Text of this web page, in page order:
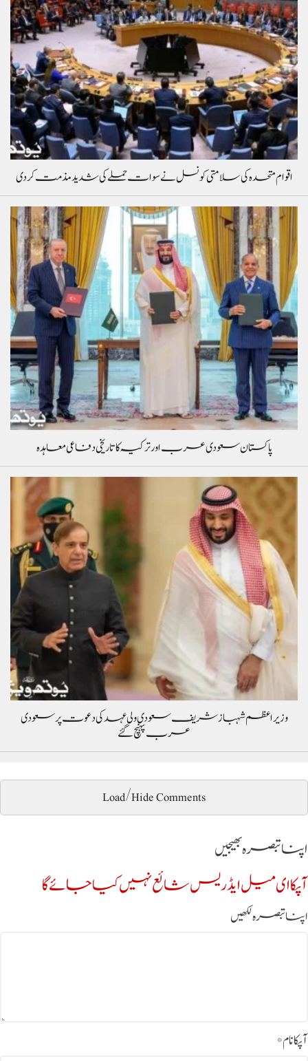
اقوام متحدہ کی سلامتی کونسل نے سوات حملے کی شدید مذمت کردی
پاکستان سعودی عرب اور ترکیہ کا تاریخی دفاعی معاہدہ
وزیراعظم شہباز شریف سعودی ولی عہد کی دعوت پر سعودی
عرب پہنچ گئے
Load/Hide Comments
اپنا تبصرہ بھیجیں
آپکا ای میل ایڈریس شائع نہیں کیا جائے گا
اپنا تبصرہ لکھیں
آپکا نام*